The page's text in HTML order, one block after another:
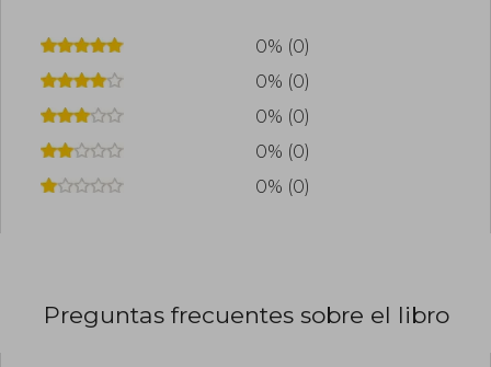
0% (0)
0% (0)
0% (0)
0% (0)
0% (0)
Preguntas frecuentes sobre el libro